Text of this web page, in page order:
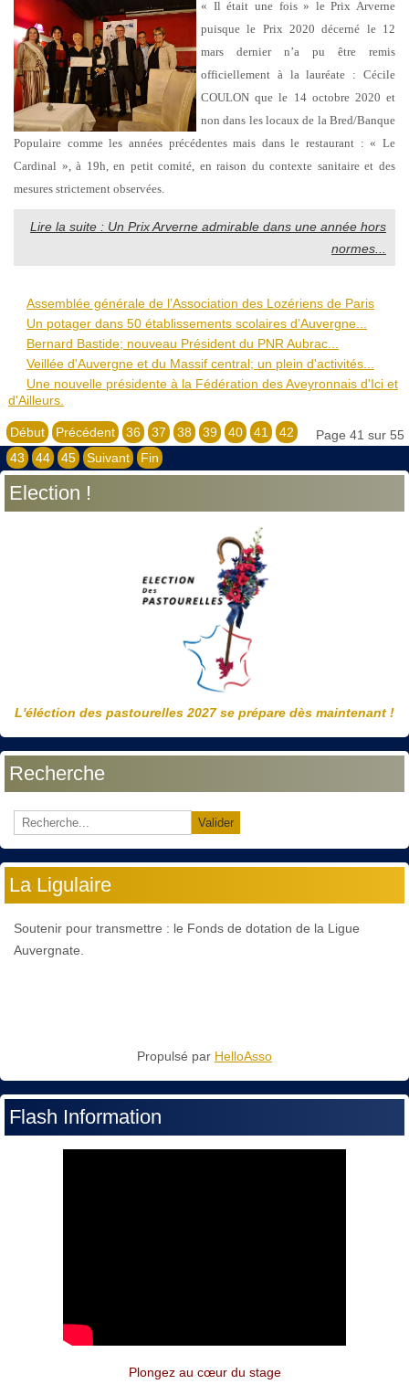
« Il était une fois » le Prix Arverne
puisque le Prix 2020 décerné le 12
mars dernier n’a pu être remis
officiellement à la lauréate : Cécile
COULON que le 14 octobre 2020 et
non dans les locaux de la Bred/Banque
Populaire comme les années précédentes mais dans le restaurant : « Le
Cardinal », à 19h, en petit comité, en raison du contexte sanitaire et des
mesures strictement observées.
Lire la suite : Un Prix Arverne admirable dans une année hors
normes...
Assemblée générale de l’Association des Lozériens de Paris
Un potager dans 50 établissements scolaires d’Auvergne...
Bernard Bastide; nouveau Président du PNR Aubrac...
Veillée d'Auvergne et du Massif central; un plein d'activités...
Une nouvelle présidente à la Fédération des Aveyronnais d'Ici et
d'Ailleurs.
Page 41 sur 55
Début Précédent 36 37 38 39 40 41
42
43
44 45 Suivant Fin
Election !
L'éléction des pastourelles 2027 se prépare dès maintenant !
Recherche
Valider
La Ligulaire
Soutenir pour transmettre : le Fonds de dotation de la Ligue
Auvergnate.
Propulsé par HelloAsso
Flash Information
Plongez au cœur du stage